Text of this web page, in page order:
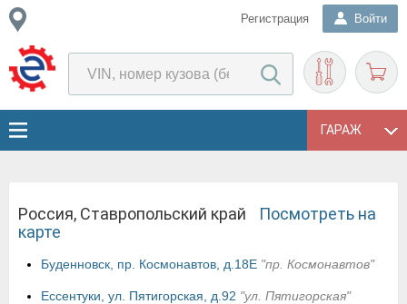
Регистрация Войти
ГАРАЖ
Россия, Ставропольский край
Посмотреть на
карте
Буденновск, пр. Космонавтов, д.18Е "пр. Космонавтов"
Ессентуки, ул. Пятигорская, д.92 "ул. Пятигорская"